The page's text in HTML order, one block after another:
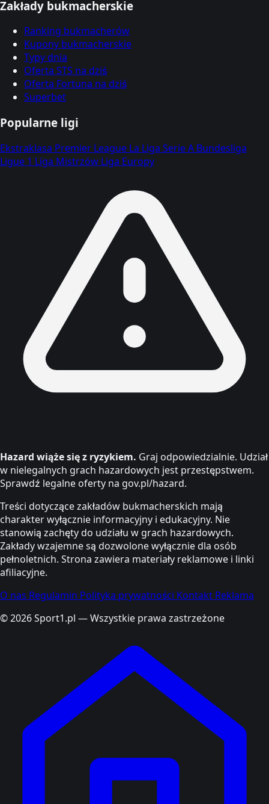
Zakłady bukmacherskie
Ranking bukmacherów
Kupony bukmacherskie
Typy dnia
Oferta STS na dziś
Oferta Fortuna na dziś
Superbet
Popularne ligi
Ekstraklasa Premier League La Liga Serie A Bundesliga
Ligue 1 Liga Mistrzów Liga Europy
Hazard wiąże się z ryzykiem. Graj odpowiedzialnie. Udział
w nielegalnych grach hazardowych jest przestępstwem.
Sprawdź legalne oferty na gov.pl/hazard.
Treści dotyczące zakładów bukmacherskich mają
charakter wyłącznie informacyjny i edukacyjny. Nie
stanowią zachęty do udziału w grach hazardowych.
Zakłady wzajemne są dozwolone wyłącznie dla osób
pełnoletnich. Strona zawiera materiały reklamowe i linki
afiliacyjne.
O nas Regulamin Polityka prywatności Kontakt Reklama
© 2026 Sport1.pl — Wszystkie prawa zastrzeżone